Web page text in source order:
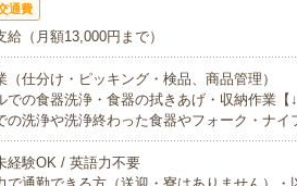
通費
給（月額13,000円まで）
（仕分け・ピッキング・検品、商品管理）
での食器洗浄・食器の拭きあげ・収納作業
の洗浄や洗浄終わった食器やフォーク・ナイ
経験OK / 英語力不要